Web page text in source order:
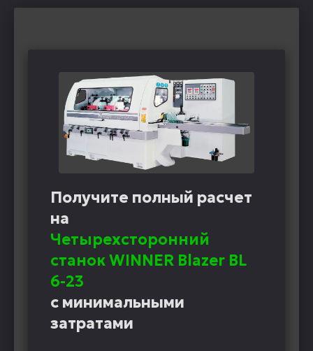
Получите полный расчет
на
Четырехсторонний
станок WINNER Blazer BL
6-23
с минимальными
затратами